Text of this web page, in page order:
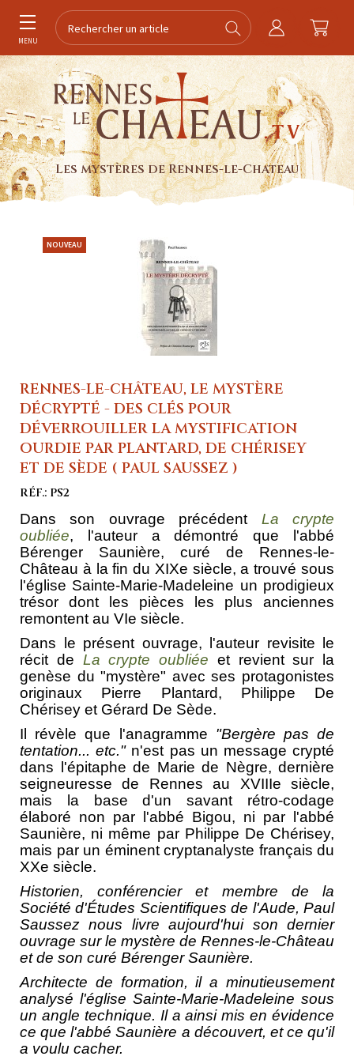
MENU
Les mystères de Rennes-le-Chateau
NOUVEAU
RENNES-LE-CHÂTEAU, LE MYSTÈRE
DÉCRYPTÉ - DES CLÉS POUR
DÉVERROUILLER LA MYSTIFICATION
OURDIE PAR PLANTARD, DE CHÉRISEY
ET DE SÈDE ( PAUL SAUSSEZ )
RÉF.: PS2
Dans son ouvrage précédent La crypte
oubliée, l'auteur a démontré que l'abbé
Bérenger Saunière, curé de Rennes-le-
Château à la fin du XIXe siècle, a trouvé sous
l'église Sainte-Marie-Madeleine un prodigieux
trésor dont les pièces les plus anciennes
remontent au VIe siècle.
Dans le présent ouvrage, l'auteur revisite le
récit de La crypte oubliée et revient sur la
genèse du "mystère" avec ses protagonistes
originaux Pierre Plantard, Philippe De
Chérisey et Gérard De Sède.
Il révèle que l'anagramme "Bergère pas de
tentation... etc." n'est pas un message crypté
dans l'épitaphe de Marie de Nègre, dernière
seigneuresse de Rennes au XVIIIe siècle,
mais la base d'un savant rétro-codage
élaboré non par l'abbé Bigou, ni par l'abbé
Saunière, ni même par Philippe De Chérisey,
mais par un éminent cryptanalyste français du
XXe siècle.
Historien, conférencier et membre de la
Société d'Études Scientifiques de l'Aude, Paul
Saussez nous livre aujourd'hui son dernier
ouvrage sur le mystère de Rennes-le-Château
et de son curé Bérenger Saunière.
Architecte de formation, il a minutieusement
analysé l'église Sainte-Marie-Madeleine sous
un angle technique. Il a ainsi mis en évidence
ce que l'abbé Saunière a découvert, et ce qu'il
a voulu cacher.